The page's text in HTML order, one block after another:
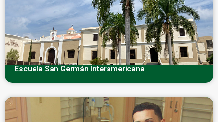
Escuela San Germán Interamericana